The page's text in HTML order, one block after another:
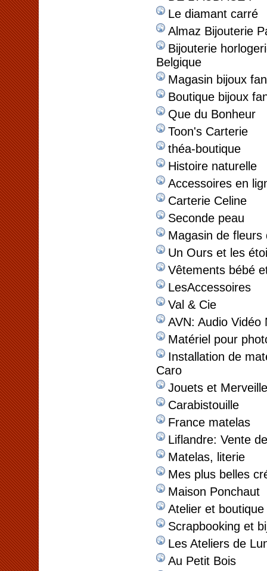
Le diamant carré
Almaz Bijouterie
Bijouterie
Belgique
Magasin bijoux
Boutique bijoux
Que du Bonheur
Toon's Carterie
théa-boutique
Histoire naturelle
Accessoires en
Carterie Celine
Seconde peau
Magasin de fleurs
Un Ours et les
Vêtements bébé
LesAccessoires
Val & Cie
AVN: Audio Vidéo
Matériel pour
Installation de
Caro
Jouets et
Carabistouille
France matelas
Liflandre: Vente
Matelas, literie
Mes plus belles
Maison Ponchaut
Atelier et
Scrapbooking et
Les Ateliers de
Au Petit Bois